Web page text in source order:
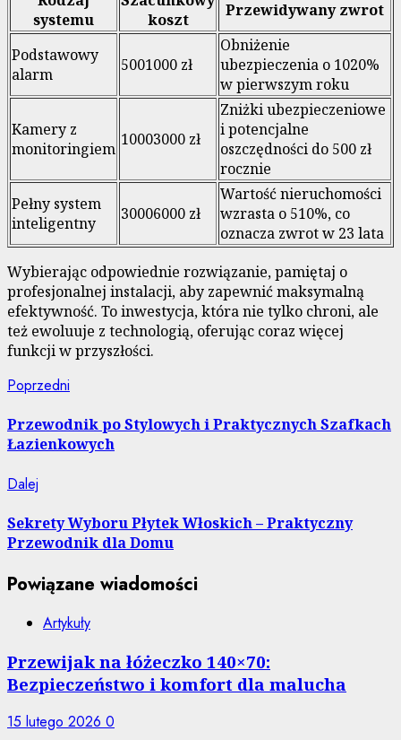
systemu
koszt
Przewidywany zwrot
Podstawowy
alarm
5001000 zł
Obniżenie
ubezpieczenia o 1020%
w pierwszym roku
Kamery z
monitoringiem 10003000 zł
Zniżki ubezpieczeniowe
i potencjalne
oszczędności do 500 zł
rocznie
Pełny system
inteligentny
30006000 zł
Wartość nieruchomości
wzrasta o 510%, co
oznacza zwrot w 23 lata
Wybierając odpowiednie rozwiązanie, pamiętaj o
profesjonalnej instalacji, aby zapewnić maksymalną
efektywność. To inwestycja, która nie tylko chroni, ale
też ewoluuje z technologią, oferując coraz więcej
funkcji w przyszłości.
Nawigacja
wpisu
Poprzedni
Przewodnik po Stylowych i Praktycznych Szafkach
Łazienkowych
Dalej
Sekrety Wyboru Płytek Włoskich – Praktyczny
Przewodnik dla Domu
Powiązane wiadomości
Artykuły
Przewijak na łóżeczko 140×70:
Bezpieczeństwo i komfort dla malucha
15 lutego 2026 0